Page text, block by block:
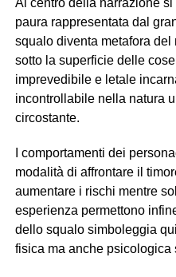
Al centro della narrazione
paura rappresentata dal
squalo diventa metafora
sotto la superficie delle
imprevedibile e letale
incontrollabile nella natura
circostante.
I comportamenti dei
modalità di affrontare il
aumentare i rischi mentre
esperienza permettono
dello squalo simboleggia
fisica ma anche psicologica